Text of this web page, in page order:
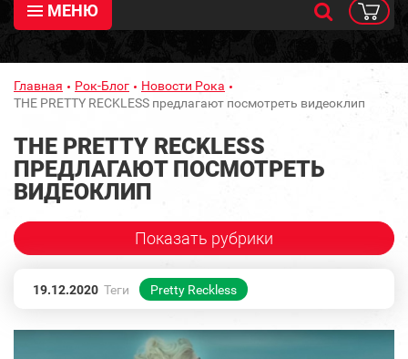
МЕНЮ
Главная Рок-Блог
Новости Рока
THE PRETTY RECKLESS предлагают посмотреть видеоклип
THE PRETTY RECKLESS
ПРЕДЛАГАЮТ ПОСМОТРЕТЬ
ВИДЕОКЛИП
Показать рубрики
19.12.2020 Теги Pretty Reckless